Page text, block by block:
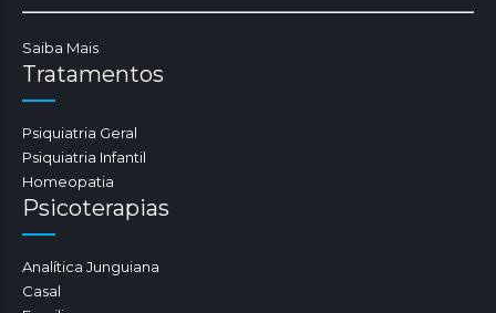
Saiba Mais
Tratamentos
Psiquiatria Geral
Psiquiatria Infantil
Homeopatia
Psicoterapias
Analítica Junguiana
Casal